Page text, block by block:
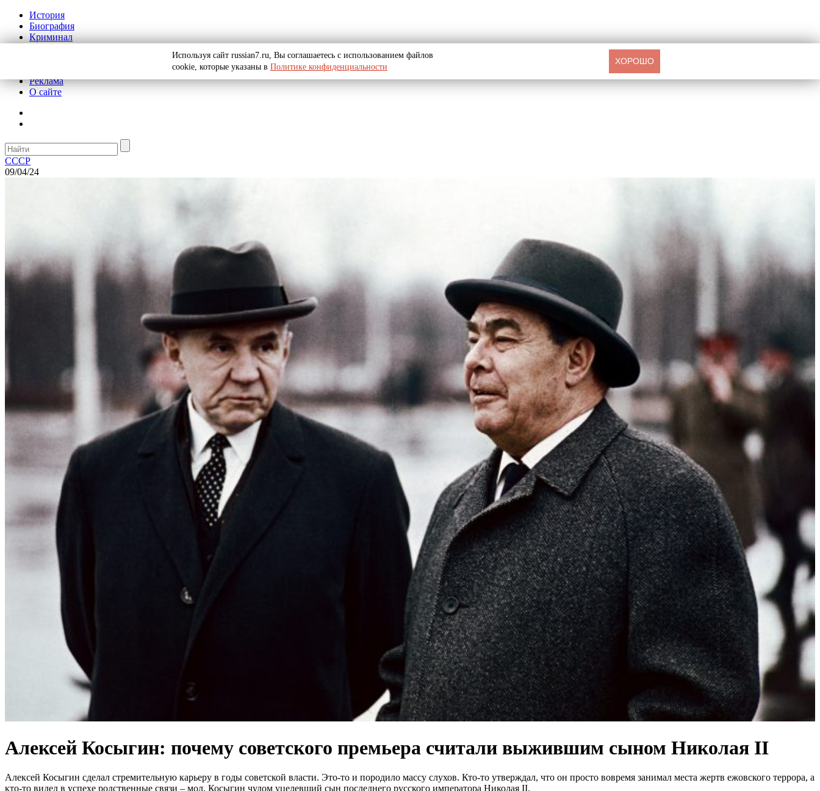
История
Биография
Криминал
Реклама
О сайте
СССР
09/04/24
Алексей Косыгин: почему советского премьера считали выжившим сыном Николая II
Алексей Косыгин сделал стремительную карьеру в годы советской власти. Это-то и породило массу слухов. Кто-то утверждал, что он просто вовремя занимал места жертв ежовского террора, а
кто-то видел в успехе родственные связи – мол, Косыгин чудом уцелевший сын последнего русского императора Николая II.
Используя сайт russian7.ru, Вы соглашаетесь с использованием файлов
cookie, которые указаны в Политике конфиденциальности
ХОРОШО